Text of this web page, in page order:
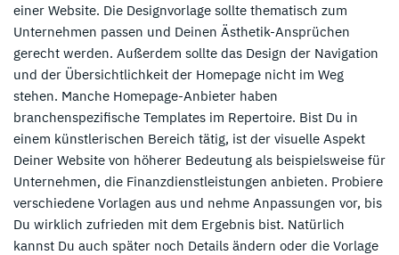
einer Website. Die Designvorlage sollte thematisch zum
Unternehmen passen und Deinen Ästhetik-Ansprüchen
gerecht werden. Außerdem sollte das Design der Navigation
und der Übersichtlichkeit der Homepage nicht im Weg
stehen. Manche Homepage-Anbieter haben
branchenspezifische Templates im Repertoire. Bist Du in
einem künstlerischen Bereich tätig, ist der visuelle Aspekt
Deiner Website von höherer Bedeutung als beispielsweise für
Unternehmen, die Finanzdienstleistungen anbieten. Probiere
verschiedene Vorlagen aus und nehme Anpassungen vor, bis
Du wirklich zufrieden mit dem Ergebnis bist. Natürlich
kannst Du auch später noch Details ändern oder die Vorlage